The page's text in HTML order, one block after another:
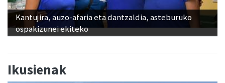
Kantujira, auzo-afaria eta dantzaldia, asteburuko
ospakizunei ekiteko
Ikusienak